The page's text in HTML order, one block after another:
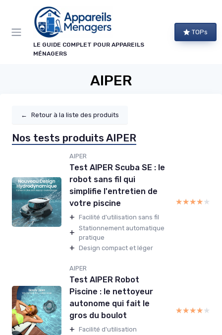
LE GUIDE COMPLET POUR APPAREILS
MÉNAGERS
TOPs
AIPER
← Retour à la liste des produits
Nos tests produits AIPER
AIPER
Test AIPER Scuba SE : le
robot sans fil qui
simplifie l'entretien de
votre piscine
+ Facilité d'utilisation sans fil
+ Stationnement automatique
pratique
+ Design compact et léger
★★★★★
★★★★★
AIPER
Test AIPER Robot
Piscine : le nettoyeur
autonome qui fait le
gros du boulot
+ Facilité d'utilisation
★★★★★
★★★★★
Panneau de gestion des cookies